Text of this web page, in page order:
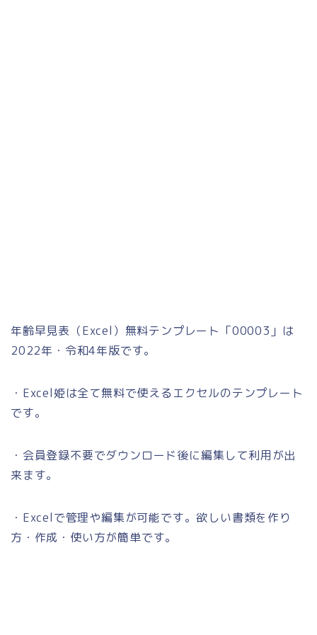
年齢早見表（Excel）無料テンプレート「00003」は
2022年・令和4年版です。
・Excel姫は全て無料で使えるエクセルのテンプレート
です。
・会員登録不要でダウンロード後に編集して利用が出
来ます。
・Excelで管理や編集が可能です。欲しい書類を作り
方・作成・使い方が簡単です。